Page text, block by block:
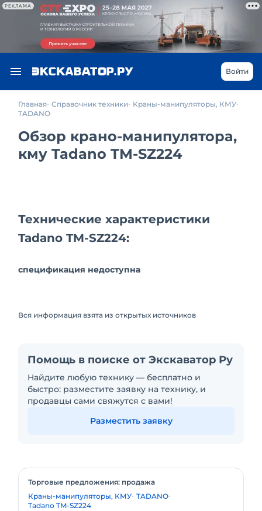
РЕКЛАМА
Войти
Главная Справочник техники Краны-манипуляторы, КМУ
TADANO
Обзор крано-манипулятора,
кму Tadano TM-SZ224
Технические характеристики
Tadano TM-SZ224:
спецификация недоступна
Вся информация взята из открытых источников
Помощь в поиске от Экскаватор Ру
Найдите любую технику — бесплатно и
быстро: разместите заявку на технику, и
продавцы сами свяжутся с вами!
Разместить заявку
Торговые предложения: продажа
Краны-манипуляторы, КМУ TADANO
Tadano TM-SZ224